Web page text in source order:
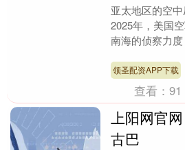
亚太地区的空
2025年，美国
南海的侦察力
中国的反应....
领圣配资APP下载
查看：91
上阳网官
古巴